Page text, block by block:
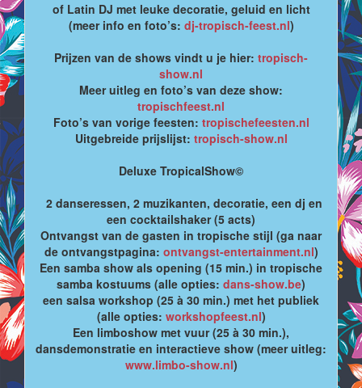
of Latin DJ met leuke decoratie, geluid en licht
(meer info en foto’s: dj-tropisch-feest.nl)
Prijzen van de shows vindt u je hier: tropisch-
show.nl
Meer uitleg en foto’s van deze show:
tropischfeest.nl
Foto’s van vorige feesten: tropischefeesten.nl
Uitgebreide prijslijst: tropisch-show.nl
Deluxe TropicalShow©
2 danseressen, 2 muzikanten, decoratie, een dj en
een cocktailshaker (5 acts)
Ontvangst van de gasten in tropische stijl (ga naar
de ontvangstpagina: ontvangst-entertainment.nl)
Een samba show als opening (15 min.) in tropische
samba kostuums (alle opties: dans-show.be)
een salsa workshop (25 à 30 min.) met het publiek
(alle opties: workshopfeest.nl)
Een limboshow met vuur (25 à 30 min.),
dansdemonstratie en interactieve show (meer uitleg:
www.limbo-show.nl)